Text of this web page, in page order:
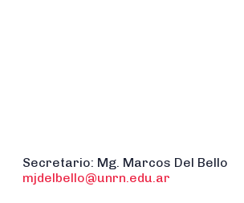
Secretario: Mg. Marcos Del Bello
mjdelbello@unrn.edu.ar